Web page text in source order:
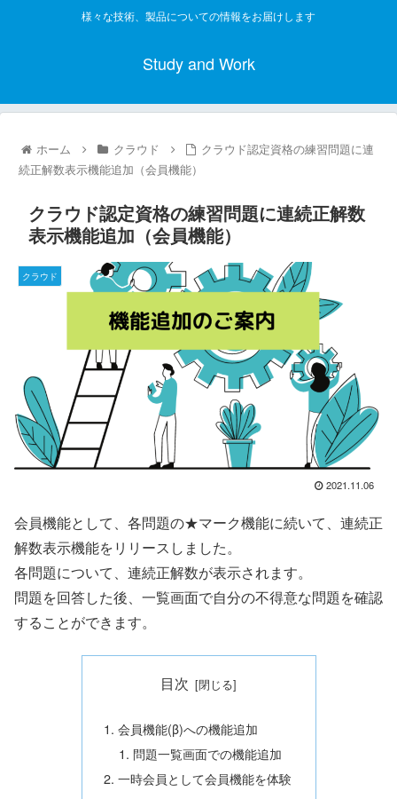
様々な技術、製品についての情報をお届けします
Study and Work
ホーム クラウド
クラウド認定資格の練習問題に連
続正解数表示機能追加（会員機能）
クラウド認定資格の練習問題に連続正解数
表示機能追加（会員機能）
クラウド
2021.11.06
会員機能として、各問題の★マーク機能に続いて、連続正
解数表示機能をリリースしました。
各問題について、連続正解数が表示されます。
問題を回答した後、一覧画面で自分の不得意な問題を確認
することができます。
目次
会員機能(β)への機能追加
問題一覧画面での機能追加
一時会員として会員機能を体験